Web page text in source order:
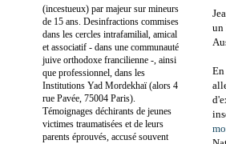
un
(incestueux) par majeur sur mineurs
de 15 ans. Desinfractions commises
dans les cercles intrafamilial, amical
et associatif - dans une communauté
juive orthodoxe francilienne -, ainsi
que professionnel, dans les
Institutions Yad Mordekhaï (alors 4
rue Pavée, 75004 Paris).
Témoignages déchirants de jeunes
victimes traumatisées et de leurs
parents éprouvés, accusé souvent